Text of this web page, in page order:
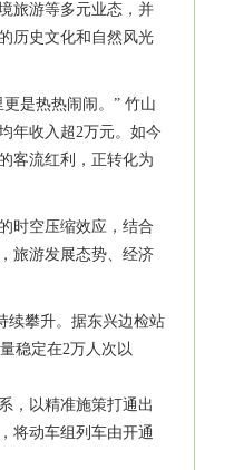
旅游等多元业态，并
历史文化和自然风光
是热热闹闹。” 竹山
年收入超2万元。如今
客流红利，正转化为
时空压缩效应，结合
旅游发展态势、经济
续攀升。据东兴边检站
稳定在2万人次以
，以精准施策打通出
将动车组列车由开通